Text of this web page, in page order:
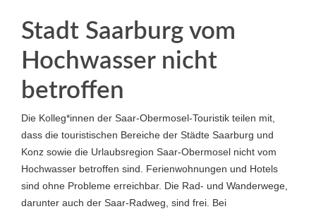
Stadt Saarburg vom
Hochwasser nicht
betroffen
Die Kolleg*innen der Saar-Obermosel-Touristik teilen mit,
dass die touristischen Bereiche der Städte Saarburg und
Konz sowie die Urlaubsregion Saar-Obermosel nicht vom
Hochwasser betroffen sind. Ferienwohnungen und Hotels
sind ohne Probleme erreichbar. Die Rad- und Wanderwege,
darunter auch der Saar-Radweg, sind frei. Bei